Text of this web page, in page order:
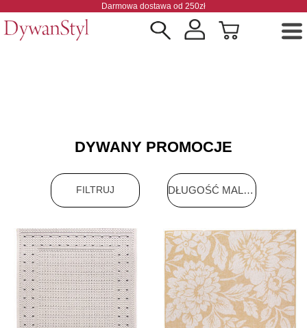
Darmowa dostawa od 250zł
DYWANY PROMOCJE
FILTRUJ DŁUGOŚĆ MALEJĄCO